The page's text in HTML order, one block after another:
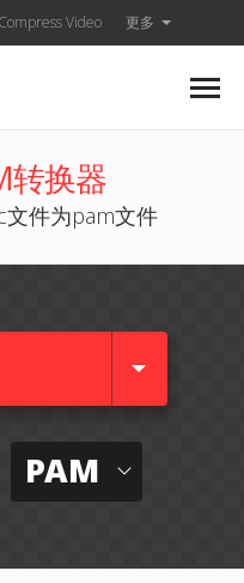
Compress Video 更多
转换器
件为pam文件
PAM